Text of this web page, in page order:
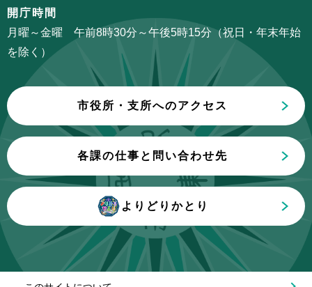
こ
こ
ま
開庁時間
月曜～金曜 午前8時30分～午後5時15分（祝日・年末年始
を除く）
市役所・支所へのアクセス
各課の仕事と問い合わせ先
よりどりかとり